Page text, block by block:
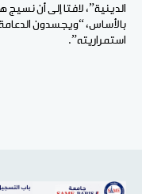
الدينية”، لافتا إلى أن
بالأساس، “ويجسدون
استمراريته”.